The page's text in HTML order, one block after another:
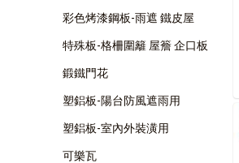
彩色烤漆鋼板-雨遮 鐵皮屋
特殊板-格柵圍籬 屋簷 企口板
鍛鐵門花
塑鋁板-陽台防風遮雨用
塑鋁板-室內外裝潢用
可樂瓦